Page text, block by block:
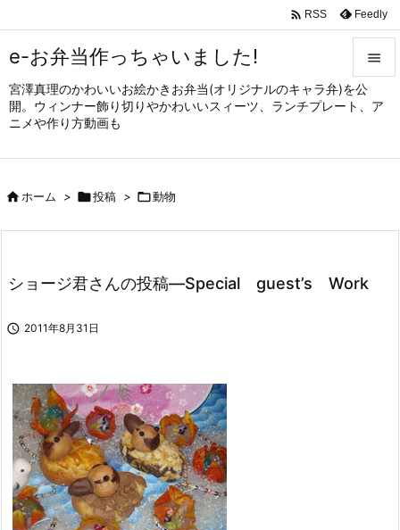
e-お弁当作っちゃいました!
宮澤真理のかわいいお絵かきお弁当(オリジナルのキャラ弁)を公
開。ウィンナー飾り切りやかわいいスィーツ、ランチプレート、ア
ニメや作り方動画も


メニュ
サイド


 RSS Feedly
ホーム > 投稿 > 動物
ショージ君さんの投稿—Special guest’s Work
 2011年8月31日